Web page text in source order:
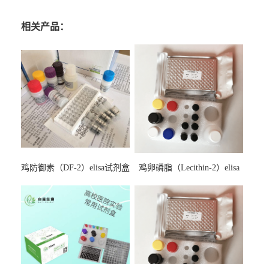
相关产品：
鸡防御素（DF-2）elisa试剂盒
鸡卵磷脂（Lecithin-2）elisa